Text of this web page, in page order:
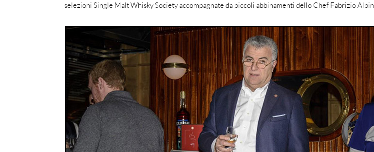
selezioni Single Malt Whisky Society accompagnate da piccoli abbinamenti dello Chef Fabrizio